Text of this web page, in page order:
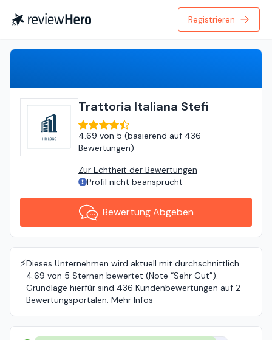
Registrieren
Trattoria Italiana Stefi
4.69 von 5 (basierend auf 436
Bewertungen)
Zur Echtheit der Bewertungen
Profil nicht beansprucht
Bewertung Abgeben
⚡️Dieses Unternehmen wird aktuell mit durchschnittlich
4.69 von 5 Sternen bewertet (Note “Sehr Gut”).
Grundlage hierfür sind 436 Kundenbewertungen auf 2
Bewertungsportalen. Mehr Infos